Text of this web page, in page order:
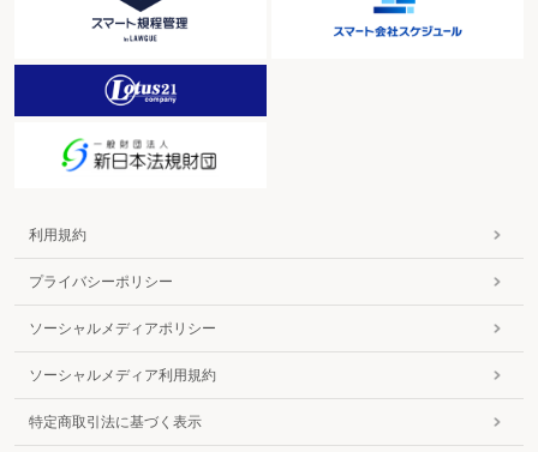
利用規約
プライバシーポリシー
ソーシャルメディアポリシー
ソーシャルメディア利用規約
特定商取引法に基づく表示